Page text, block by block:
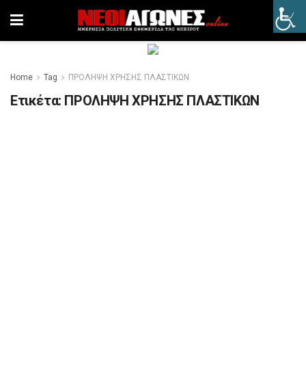
Home Tag ΠΡΟΛΗΨΗ ΧΡΗΣΗΣ ΠΛΑΣΤΙΚΩΝ
Ετικέτα: ΠΡΟΛΗΨΗ ΧΡΗΣΗΣ ΠΛΑΣΤΙΚΩΝ